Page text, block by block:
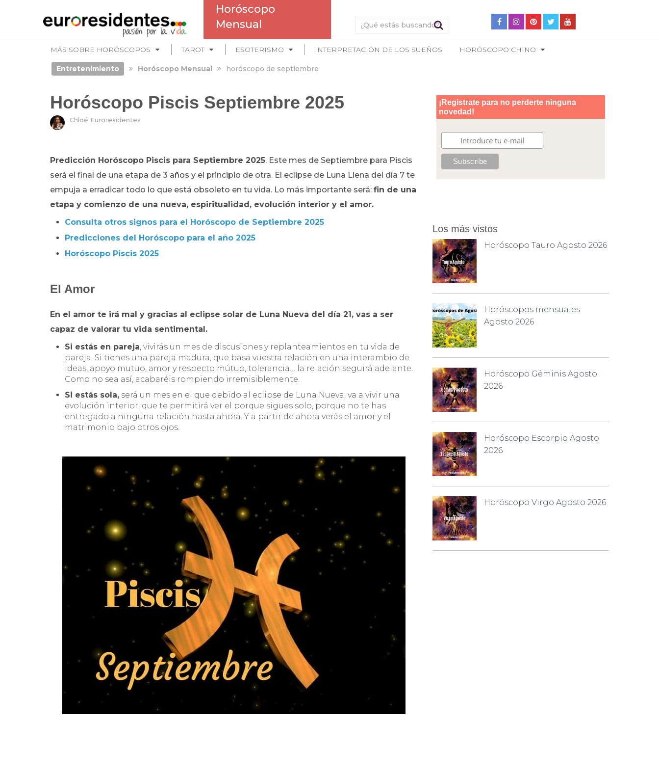
Horóscopo
Mensual
MÁS SOBRE HORÓSCOPOS TAROT ESOTERISMO INTERPRETACIÓN DE LOS SUEÑOS HORÓSCOPO CHINO
Entretenimiento Horóscopo Mensual horóscopo de septiembre
Horóscopo Piscis Septiembre 2025
Chloé Euroresidentes
Predicción Horóscopo Piscis para Septiembre 2025. Este mes de Septiembre para Piscis
será el final de una etapa de 3 años y el principio de otra. El eclipse de Luna Llena del día 7 te
empuja a erradicar todo lo que está obsoleto en tu vida. Lo más importante será: fin de una
etapa y comienzo de una nueva, espiritualidad, evolución interior y el amor.
Consulta otros signos para el Horóscopo de Septiembre 2025
Predicciones del Horóscopo para el año 2025
Horóscopo Piscis 2025
El Amor
En el amor te irá mal y gracias al eclipse solar de Luna Nueva del día 21, vas a ser
capaz de valorar tu vida sentimental.
Si estás en pareja, vivirás un mes de discusiones y replanteamientos en tu vida de
pareja. Si tienes una pareja madura, que basa vuestra relación en una interambio de
ideas, apoyo mutuo, amor y respecto mútuo, tolerancia… la relación seguirá adelante.
Como no sea así, acabaréis rompiendo irremisiblemente.
Si estás sola, será un mes en el que debido al eclipse de Luna Nueva, va a vivir una
evolución interior, que te permitirá ver el porque sigues solo, porque no te has
entregado a ninguna relación hasta ahora. Y a partir de ahora verás el amor y el
matrimonio bajo otros ojos.
Los más vistos
Horóscopo Tauro Agosto 2026
Horóscopos mensuales
Agosto 2026
Horóscopo Géminis Agosto
2026
Horóscopo Escorpio Agosto
2026
Horóscopo Virgo Agosto 2026